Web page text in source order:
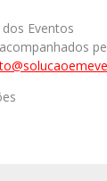
Eventos